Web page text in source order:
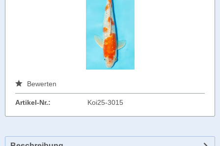
Bewerten
Artikel-Nr.: Koi25-3015